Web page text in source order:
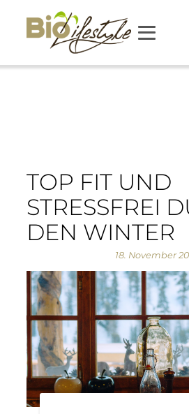
TOP FIT UND
STRESSFREI
DEN WINTER
18. November